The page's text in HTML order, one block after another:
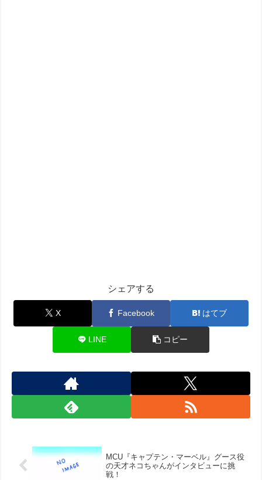
シェアする
X Facebook はてブ
LINE コピー
MCU『キャプテン・マーベル』グース役
の天才ネコちゃんがインタビューに挑
戦！